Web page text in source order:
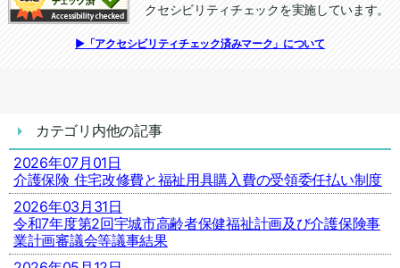
追加情報：アクセシビリティチェック
クセシビリティチェックを実施しています。
▶「アクセシビリティチェック済みマーク」について
カテゴリ内他の記事
2026年07月01日
介護保険 住宅改修費と福祉用具購入費の受領委任払い制度
2026年03月31日
令和7年度第2回宇城市高齢者保健福祉計画及び介護保険事
業計画審議会等議事結果